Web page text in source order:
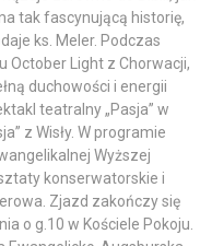
tak fascynującą historię,
ks. Meler. Podczas
October Light z Chorwacji,
duchowości i energii
teatralny „Pasja” w
z Wisły. W programie
Wyższej
konserwatorskie i
Zjazd zakończy się
o g.10 w Kościele Pokoju.